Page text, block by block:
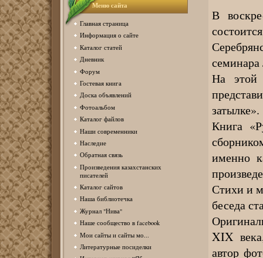
Меню сайта
Главная страница
Информация о сайте
Каталог статей
Дневник
Форум
Гостевая книга
Доска объявлений
Фотоальбом
Каталог файлов
Наши современники
Наследие
Обратная связь
Произведения казахстанских
писателей
Каталог сайтов
Наша библиотечка
Журнал "Нива"
Наше сообщество в facebook
Мои сайты и сайты мо...
Литературные посиделки
В
На этой
затылке».
Книга
именно
Стихи и
беседа
XIX
автор